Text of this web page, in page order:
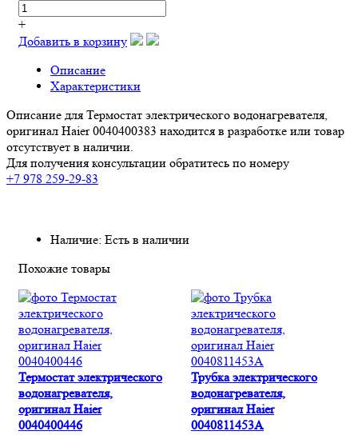
+
Добавить в корзину
Описание
Характеристики
Описание для Термостат электрического водонагревателя,
оригинал Haier 0040400383 находится в разработке или товар
отсутствует в наличии.
Для получения консультации обратитесь по номеру
+7 978 259-29-83
Наличие: Есть в наличии
Похожие товары
Термостат электрического
водонагревателя,
оригинал Haier
0040400446
Трубка электрического
водонагревателя,
оригинал Haier
0040811453A